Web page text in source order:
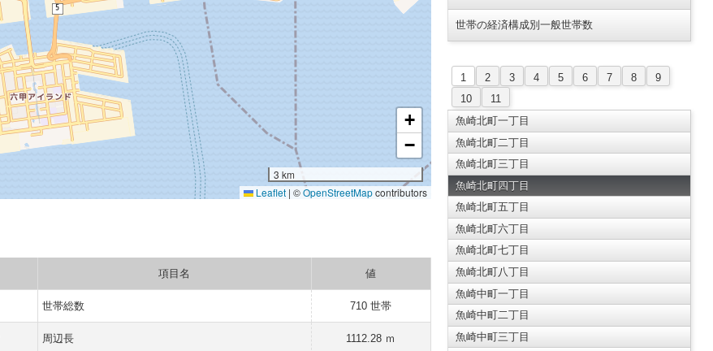
+
−
3 km
Leaflet | ©OpenStreetMapcontributors
項目名 値
世帯総数 710 世帯
周辺長 1112.28 ｍ
世帯の経済構成別一般世帯数
1 2 3 4 5 6 7 8
9
10
11
魚崎北町一丁目
魚崎北町二丁目
魚崎北町三丁目
魚崎北町四丁目
魚崎北町五丁目
魚崎北町六丁目
魚崎北町七丁目
魚崎北町八丁目
魚崎中町一丁目
魚崎中町二丁目
魚崎中町三丁目